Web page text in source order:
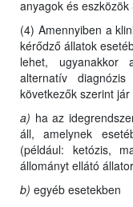
anyagok és
(4) Amennyiben a
kérődző állatok
lehet, ugyanakkor
alternatív
következők szerint jár
a) ha az
áll, amelynek
(például: ketózis,
állományt ellátó
b) egyéb esetekben